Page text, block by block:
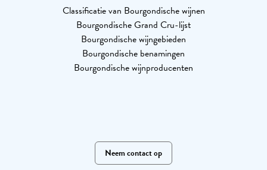
Classificatie van Bourgondische wijnen
Bourgondische Grand Cru-lijst
Bourgondische wijngebieden
Bourgondische benamingen
Bourgondische wijnproducenten
Neem contact op